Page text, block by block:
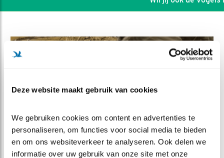
Deze website maakt gebruik van cookies
We gebruiken cookies om content en advertenties te
personaliseren, om functies voor social media te bieden
en om ons websiteverkeer te analyseren. Ook delen we
informatie over uw gebruik van onze site met onze